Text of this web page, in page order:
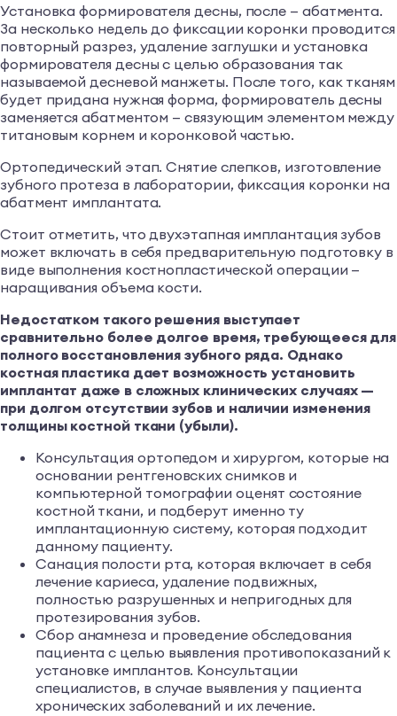
Установка формирователя десны, после — абатмента.
За несколько недель до фиксации коронки проводится
повторный разрез, удаление заглушки и установка
формирователя десны с целью образования так
называемой десневой манжеты. После того, как тканям
будет придана нужная форма, формирователь десны
заменяется абатментом — связующим элементом между
титановым корнем и коронковой частью.
Ортопедический этап. Снятие слепков, изготовление
зубного протеза в лаборатории, фиксация коронки на
абатмент имплантата.
Стоит отметить, что двухэтапная имплантация зубов
может включать в себя предварительную подготовку в
виде выполнения костнопластической операции —
наращивания объема кости.
Недостатком такого решения выступает
сравнительно более долгое время, требующееся для
полного восстановления зубного ряда. Однако
костная пластика дает возможность установить
имплантат даже в сложных клинических случаях —
при долгом отсутствии зубов и наличии изменения
толщины костной ткани (убыли).
Консультация ортопедом и хирургом, которые на
основании рентгеновских снимков и
компьютерной томографии оценят состояние
костной ткани, и подберут именно ту
имплантационную систему, которая подходит
данному пациенту.
Санация полости рта, которая включает в себя
лечение кариеса, удаление подвижных,
полностью разрушенных и непригодных для
протезирования зубов.
Сбор анамнеза и проведение обследования
пациента с целью выявления противопоказаний к
установке имплантов. Консультации
специалистов, в случае выявления у пациента
хронических заболеваний и их лечение.